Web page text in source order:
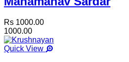
Rs 1000.00
1000.00
Quick View